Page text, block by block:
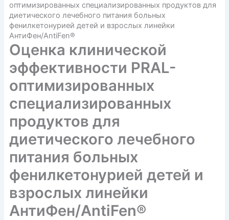
оптимизированных специализированных продуктов для
диетического лечебного питания больных
фенилкетонурией детей и взрослых линейки
АнтиФен/AntiFen®
Оценка клинической
эффективности PRAL-
оптимизированных
специализированных
продуктов для
диетического лечебного
питания больных
фенилкетонурией детей и
взрослых линейки
АнтиФен/AntiFen®